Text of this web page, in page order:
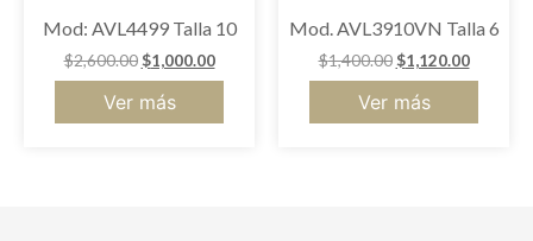
Mod: AVL4499 Talla 10
$2,600.00 $1,000.00
Ver más
Mod. AVL3910VN Talla 6
$1,400.00 $1,120.00
Ver más